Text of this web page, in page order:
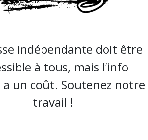
droite. La désertion
indépendante doit être
à tous, mais l’info
a un coût. Soutenez notre
travail !